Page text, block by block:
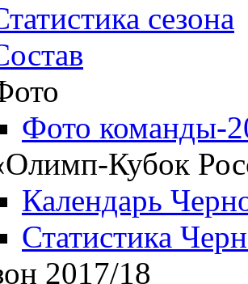
сезона
Фото команды-
Кубок
Календарь
Статистика
2017/18